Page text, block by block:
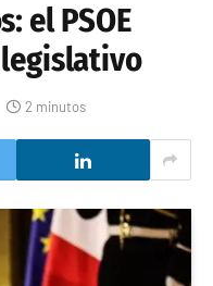
el PSOE
2 minutos